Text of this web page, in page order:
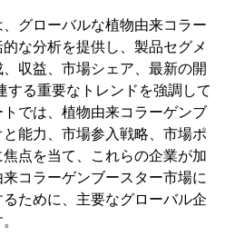
グローバルな植物由来コラー
な分析を提供し、製品セグメ
収益、市場シェア、最新の開
る重要なトレンドを強調して
では、植物由来コラーゲンブ
能力、市場参入戦略、市場ポ
点を当て、これらの企業が加
コラーゲンブースター市場に
ために、主要なグローバル企